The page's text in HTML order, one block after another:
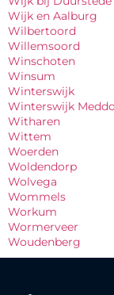
Wijk en Aalburg
Wilbertoord
Willemsoord
Winschoten
Winsum
Winterswijk
Winterswijk Meddo
Witharen
Wittem
Woerden
Woldendorp
Wolvega
Wommels
Workum
Wormerveer
Woudenberg